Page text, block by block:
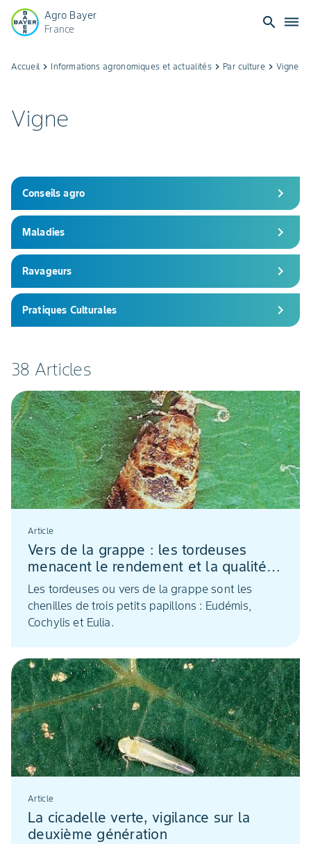
Agro Bayer
France
search dehaze
Informations
Bayer
Agri
Accueil keyboard_arrow_right Informations agronomiques et actualités keyboard_arrow_right Par culturekeyboard_arrow_right Vigne
Vigne
Conseils agro chevron_right
Maladies chevron_right
Ravageurs chevron_right
Pratiques Culturales chevron_right
38 Articles
Article
Vers de la grappe : les tordeuses
menacent le rendement et la qualité
des raisins
Les tordeuses ou vers de la grappe sont les
chenilles de trois petits papillons : Eudémis,
Cochylis et Eulia.
Article
La cicadelle verte, vigilance sur la
deuxième génération